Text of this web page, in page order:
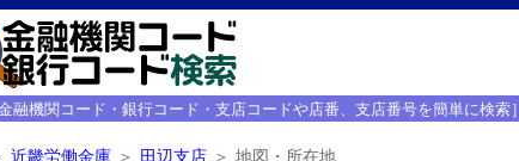
金融機関コード・銀行コード・支店コードや店番、支店番号を簡単に検索］
近畿労働金庫 田辺支店 地図・所在地